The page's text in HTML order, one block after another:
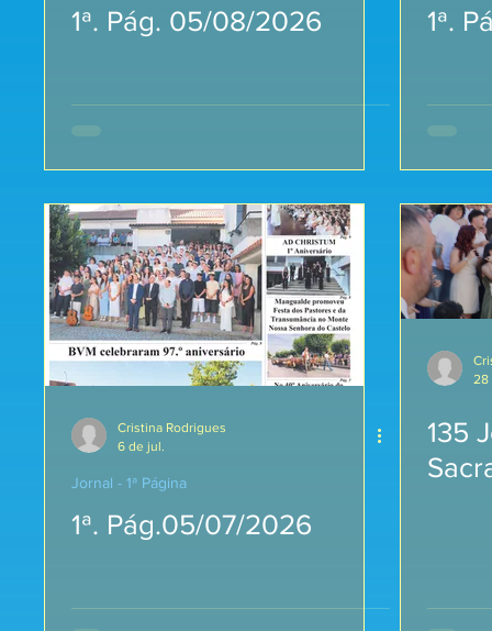
1ª. Pág. 05/08/2026 1ª.
Cristina Rodrigues
6 de jul.
Jornal - 1ª Página
1ª. Pág.05/07/2026
28
135